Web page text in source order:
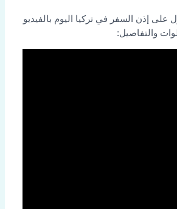
على إذن السفر في تركيا اليوم بالفيديو
والتفاصيل: